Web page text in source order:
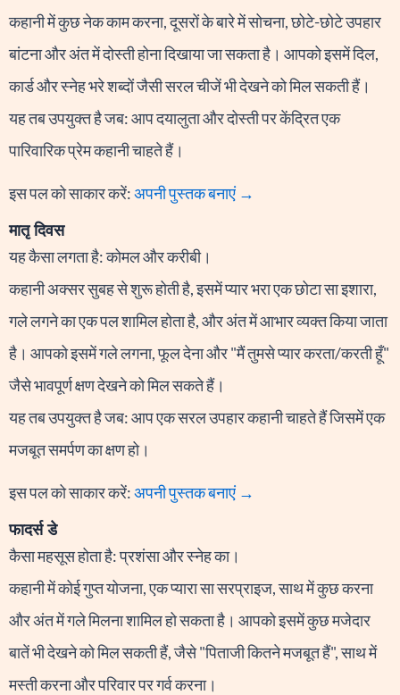
कहानी में कुछ नेक काम करना, दूसरों के बारे में सोचना, छोटे-छोटे उपहार
बांटना और अंत में दोस्ती होना दिखाया जा सकता है। आपको इसमें दिल,
कार्ड और स्नेह भरे शब्दों जैसी सरल चीजें भी देखने को मिल सकती हैं।
यह तब उपयुक्त है जब: आप दयालुता और दोस्ती पर केंद्रित एक
पारिवारिक प्रेम कहानी चाहते हैं।
इस पल को साकार करें:अपनी पुस्तक बनाएं →
मातृ दिवस
यह कैसा लगता है: कोमल और करीबी।
कहानी अक्सर सुबह से शुरू होती है, इसमें प्यार भरा एक छोटा सा इशारा,
गले लगने का एक पल शामिल होता है, और अंत में आभार व्यक्त किया जाता
है। आपको इसमें गले लगना, फूल देना और "मैं तुमसे प्यार करता/करती हूँ"
जैसे भावपूर्ण क्षण देखने को मिल सकते हैं।
यह तब उपयुक्त है जब: आप एक सरल उपहार कहानी चाहते हैं जिसमें एक
मजबूत समर्पण का क्षण हो।
इस पल को साकार करें:अपनी पुस्तक बनाएं →
फादर्स डे
कैसा महसूस होता है: प्रशंसा और स्नेह का।
कहानी में कोई गुप्त योजना, एक प्यारा सा सरप्राइज, साथ में कुछ करना
और अंत में गले मिलना शामिल हो सकता है। आपको इसमें कुछ मजेदार
बातें भी देखने को मिल सकती हैं, जैसे "पिताजी कितने मजबूत हैं", साथ में
मस्ती करना और परिवार पर गर्व करना।